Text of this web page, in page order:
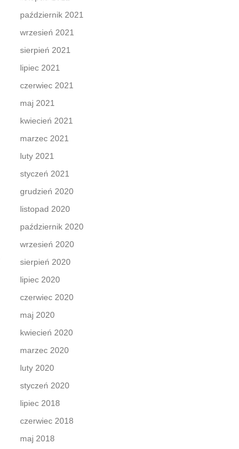
październik 2021
wrzesień 2021
sierpień 2021
lipiec 2021
czerwiec 2021
maj 2021
kwiecień 2021
marzec 2021
luty 2021
styczeń 2021
grudzień 2020
listopad 2020
październik 2020
wrzesień 2020
sierpień 2020
lipiec 2020
czerwiec 2020
maj 2020
kwiecień 2020
marzec 2020
luty 2020
styczeń 2020
lipiec 2018
czerwiec 2018
maj 2018